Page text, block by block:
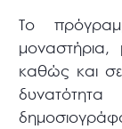
Το
μοναστήρια,
καθώς και